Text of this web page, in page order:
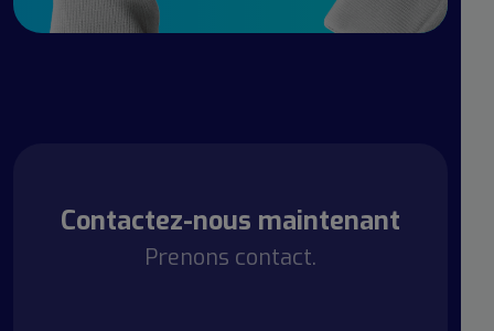
Contactez-nous maintenant
Prenons contact.